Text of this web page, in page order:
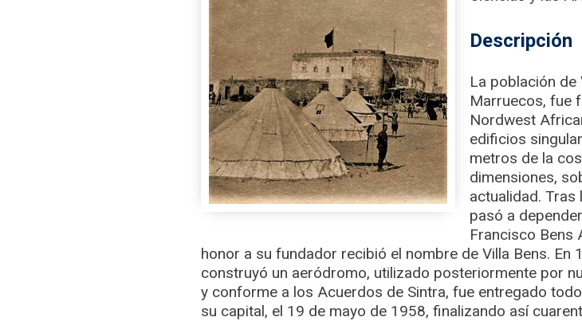
Descripción
La población
Marruecos, fue
Nordwest
edificios
metros de la
dimensiones,
actualidad.
pasó a
Francisco Bens
honor a su fundador recibió el nombre de Villa Bens.
construyó un aeródromo, utilizado posteriormente por
y conforme a los Acuerdos de Sintra, fue entregado
su capital, el 19 de mayo de 1958, finalizando así